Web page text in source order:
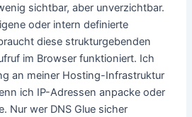
sichtbar, aber unverzichtbar.
oder intern definierte
diese strukturgebenden
im Browser funktioniert. Ich
an meiner Hosting-Infrastruktur
ich IP-Adressen anpacke oder
Nur wer DNS Glue sicher